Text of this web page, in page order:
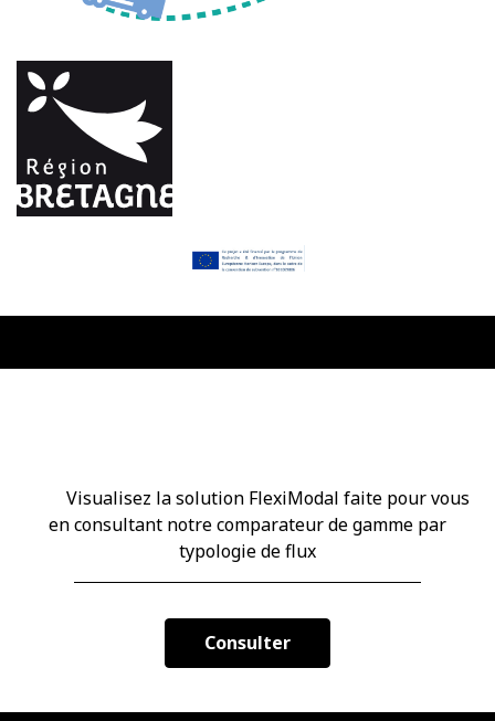
Visualisez la solution FlexiModal faite pour vous
en consultant notre comparateur de gamme par
typologie de flux
Consulter